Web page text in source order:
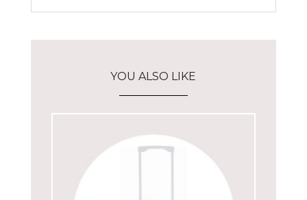
YOU ALSO LIKE